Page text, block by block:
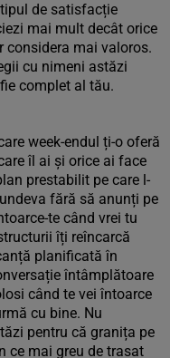
de satisfacție
mai mult decât orice
considera mai valoros.
cu nimeni astăzi
complet al tău.
week-endul ți-o oferă
îl ai și orice ai face
prestabilit pe care l-
fără să anunți pe
te când vrei tu
îți reîncarcă
planificată în
întâmplătoare
când te vei întoarce
cu bine. Nu
pentru că granița pe
ce mai greu de trasat